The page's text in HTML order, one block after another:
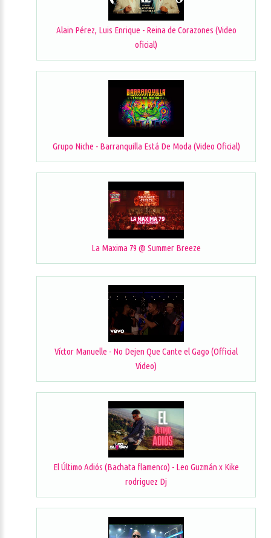
Alain Pérez, Luis Enrique - Reina de Corazones (Video
oficial)
Grupo Niche - Barranquilla Está De Moda (Video Oficial)
La Maxima 79 @ Summer Breeze
Víctor Manuelle - No Dejen Que Cante el Gago (Official
Video)
El Último Adiós (Bachata flamenco) - Leo Guzmán x Kike
rodriguez Dj